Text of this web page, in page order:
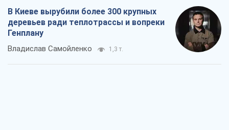
В Киеве вырубили более 300 крупных
деревьев ради теплотрассы и вопреки
Генплану
Владислав Самойленко 1,3 т.